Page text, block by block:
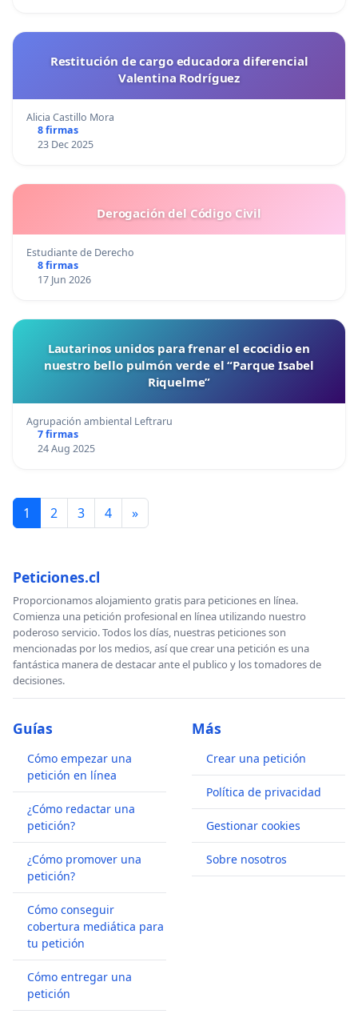
Restitución de cargo educadora diferencial
Valentina Rodríguez
Alicia Castillo Mora
8 firmas
23 Dec 2025
Derogación del Código Civil
Estudiante de Derecho
8 firmas
17 Jun 2026
Lautarinos unidos para frenar el ecocidio en
nuestro bello pulmón verde el “Parque Isabel
Riquelme”
Agrupación ambiental Leftraru
7 firmas
24 Aug 2025
1 2 3 4 »
Peticiones.cl
Proporcionamos alojamiento gratis para peticiones en línea.
Comienza una petición profesional en línea utilizando nuestro
poderoso servicio. Todos los días, nuestras peticiones son
mencionadas por los medios, así que crear una petición es una
fantástica manera de destacar ante el publico y los tomadores de
decisiones.
Guías
Cómo empezar una
petición en línea
¿Cómo redactar una
petición?
¿Cómo promover una
petición?
Cómo conseguir
cobertura mediática para
tu petición
Cómo entregar una
petición
Más
Crear una petición
Política de privacidad
Gestionar cookies
Sobre nosotros